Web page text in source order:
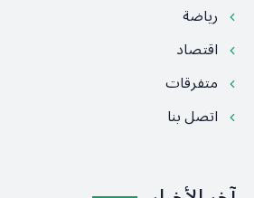
رياضة
اقتصاد
متفرقات
اتصل بنا